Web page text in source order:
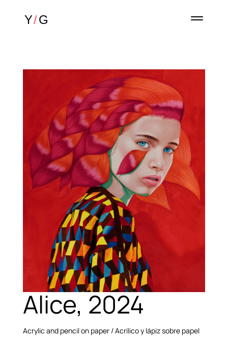
Alice, 2024
Acrylic and pencil on paper / Acrílico y lápiz sobre papel